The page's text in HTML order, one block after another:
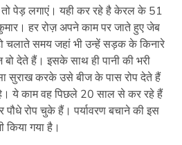
तो पेड़ लगाएं। यही कर रहे है केरल के 51
हर रोज़ अपने काम पर जाते हुए जेब
समय जहां भी उन्हें सड़क के किनारे
देते हैं। इसके साथ ही पानी की भरी
सुराख करके उसे बीज के पास रोप देते हैं
ये काम वह पिछले 20 साल से कर रहे हैं
रोप चुके हैं। पर्यावरण बचाने की इस
किया गया है।